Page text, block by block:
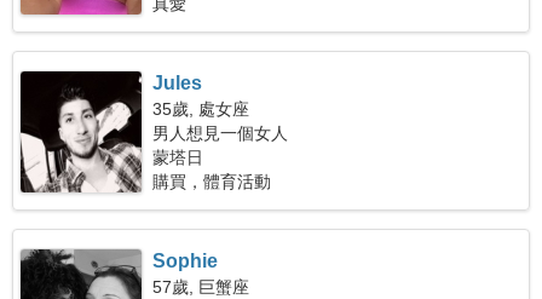
Jules
35歲, 處女座
男人想見一個女人
蒙塔日
購買，體育活動
Sophie
57歲, 巨蟹座